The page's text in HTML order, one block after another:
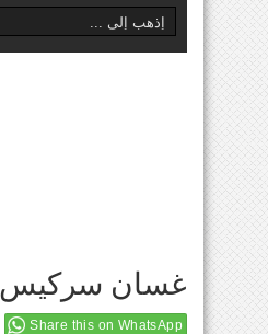
غسان سركيس
Share this on WhatsApp